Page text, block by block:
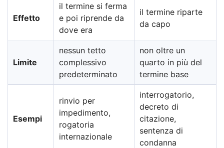
Effetto
il termine si ferma
e poi riprende da
dove era
il termine riparte
da capo
Limite
nessun tetto
complessivo
predeterminato
non oltre un
quarto in più del
termine base
Esempi
rinvio per
impedimento,
rogatoria
internazionale
interrogatorio,
decreto di
citazione,
sentenza di
condanna